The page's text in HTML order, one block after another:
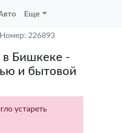
Еще
Номер: 226893
в Бишкеке -
и бытовой
устареть